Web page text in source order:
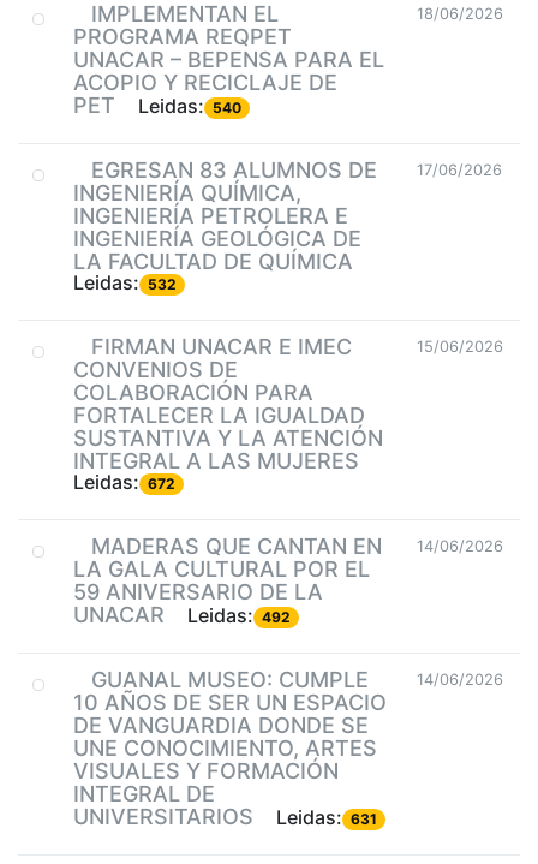
IMPLEMENTAN EL
PROGRAMA REQPET
UNACAR – BEPENSA PARA EL
ACOPIO Y RECICLAJE DE
PET
Leidas: 540
18/06/2026
EGRESAN 83 ALUMNOS DE
INGENIERÍA QUÍMICA,
INGENIERÍA PETROLERA E
INGENIERÍA GEOLÓGICA DE
LA FACULTAD DE QUÍMICA
Leidas: 532
17/06/2026
FIRMAN UNACAR E IMEC
CONVENIOS DE
COLABORACIÓN PARA
FORTALECER LA IGUALDAD
SUSTANTIVA Y LA ATENCIÓN
INTEGRAL A LAS MUJERES
Leidas: 672
15/06/2026
MADERAS QUE CANTAN EN
LA GALA CULTURAL POR EL
59 ANIVERSARIO DE LA
UNACAR
Leidas: 492
14/06/2026
GUANAL MUSEO: CUMPLE
10 AÑOS DE SER UN ESPACIO
DE VANGUARDIA DONDE SE
UNE CONOCIMIENTO, ARTES
VISUALES Y FORMACIÓN
INTEGRAL DE
UNIVERSITARIOS
Leidas: 631
14/06/2026